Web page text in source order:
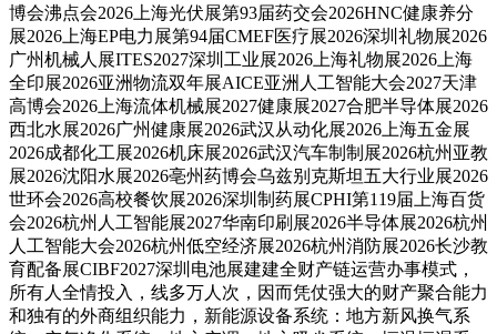
博会沸点会2026上海光伏展第93届药交会2026HNC健康养分
展2026上海EP电力展第94届CMEF医疗展2026深圳礼物展2026
广州机械人展ITES2027深圳工业展2026上海礼物展2026上海
全印展2026亚洲物流双年展AICE亚洲人工智能大会2027天津
高博会2026上海流体机械展2027健康展2027合肥半导体展2026
西北水展2026广州健康展2026武汉从动化展2026上海五金展
2026成都化工展2026机床展2026武汉汽车制制展2026杭州亚教
展2026沈阳水展2026亳州药博会乌兹别克斯坦五大行业展2026
世环会2026高校餐饮展2026深圳制药展CPHI第119届上海百货
会2026杭州人工智能展2027华南印刷展2026半导体展2026杭州
人工智能大会2026杭州低空经济展2026杭州消防展2026长沙教
育配备展CIBF2027深圳电池展建建全财产链运营办事模式，
所有人全情投入，线多万人次，因而凭仗强大的财产聚合能力
和独有的外商组织能力，新能源设备系统：地方新风换气系